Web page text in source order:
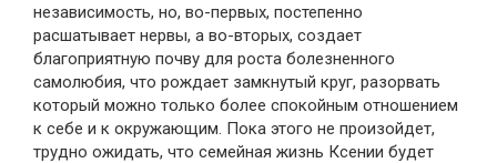
независимость, но, во-первых, постепенно
расшатывает нервы, а во-вторых, создает
благоприятную почву для роста болезненного
самолюбия, что рождает замкнутый круг, разорвать
который можно только более спокойным отношением
к себе и к окружающим. Пока этого не произойдет,
трудно ожидать, что семейная жизнь Ксении будет